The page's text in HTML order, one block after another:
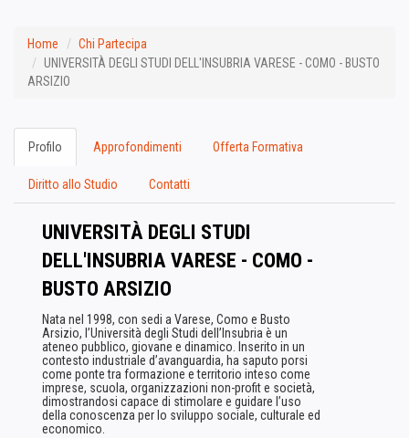
Home
Chi Partecipa
UNIVERSITÀ DEGLI STUDI DELL'INSUBRIA VARESE - COMO - BUSTO
ARSIZIO
Profilo Approfondimenti Offerta Formativa
Diritto allo Studio Contatti
UNIVERSITÀ DEGLI STUDI
DELL'INSUBRIA VARESE - COMO -
BUSTO ARSIZIO
Nata nel 1998, con sedi a Varese, Como e Busto
Arsizio, l’Università degli Studi dell’Insubria è un
ateneo pubblico, giovane e dinamico. Inserito in un
contesto industriale d’avanguardia, ha saputo porsi
come ponte tra formazione e territorio inteso come
imprese, scuola, organizzazioni non-profit e società,
dimostrandosi capace di stimolare e guidare l’uso
della conoscenza per lo sviluppo sociale, culturale ed
economico.